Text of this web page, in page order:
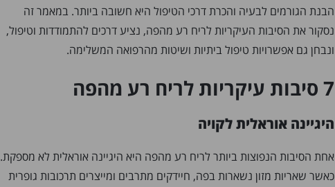
הבנת הגורמים לבעיה והכרת דרכי הטיפול היא חשובה ביותר. במאמר זה
נסקור את הסיבות העיקריות לריח רע מהפה, נציע דרכים להתמודדות וטיפול,
ונבחן גם אפשרויות טיפול ביתיות ושיטות מהרפואה המשלימה.
7 סיבות עיקריות לריח רע מהפה
היגיינה אוראלית לקויה
אחת הסיבות הנפוצות ביותר לריח רע מהפה היא היגיינה אוראלית לא מספקת.
כאשר שאריות מזון נשארות בפה, חיידקים מתרבים ומייצרים תרכובות גופרית